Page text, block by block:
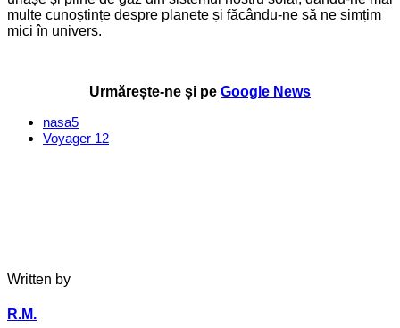
multe cunoștințe despre planete și făcându-ne să ne simțim
mici în univers.
Urmărește-ne și pe Google News
nasa5
Voyager 12
Written by
R.M.